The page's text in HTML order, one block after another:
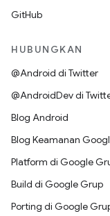
GitHub
HUBUNGKAN
@Android di Twitter
@AndroidDev di
Blog Android
Blog Keamanan
Platform di Google
Build di Google Grup
Porting di Google